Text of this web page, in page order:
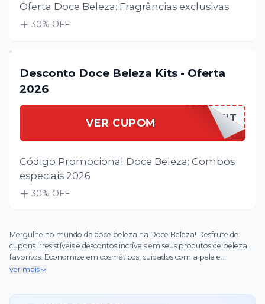
Oferta Doce Beleza: Fragrâncias exclusivas
30% OFF
Desconto Doce Beleza Kits - Oferta
2026
VER CUPOM DOCEBEKIT
Código Promocional Doce Beleza: Combos
especiais 2026
30% OFF
Mergulhe no mundo da doce beleza na Doce Beleza! Desfrute de
cupons irresistíveis e descontos incríveis em seus produtos de beleza
favoritos. Economize em cosméticos, cuidados com a pele e
fragrâncias de ponta. Visite nosso site ou loja hoje mesmo e mime-se
ver mais